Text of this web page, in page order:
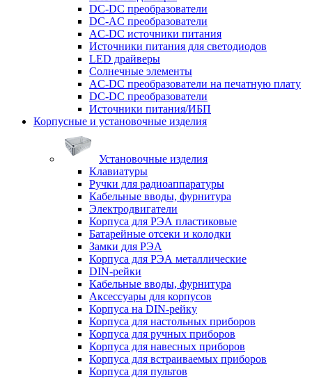
DC-DC преобразователи
DC-AC преобразователи
AC-DC источники питания
Источники питания для светодиодов
LED драйверы
Солнечные элементы
AC-DC преобразователи на печатную плату
DC-DC преобразователи
Источники питания/ИБП
Корпусные и установочные изделия
Установочные изделия
Клавиатуры
Ручки для радиоаппаратуры
Кабельные вводы, фурнитура
Электродвигатели
Корпуса для РЭА пластиковые
Батарейные отсеки и колодки
Замки для РЭА
Корпуса для РЭА металлические
DIN-рейки
Кабельные вводы, фурнитура
Аксессуары для корпусов
Корпуса на DIN-рейку
Корпуса для настольных приборов
Корпуса для ручных приборов
Корпуса для навесных приборов
Корпуса для встраиваемых приборов
Корпуса для пультов